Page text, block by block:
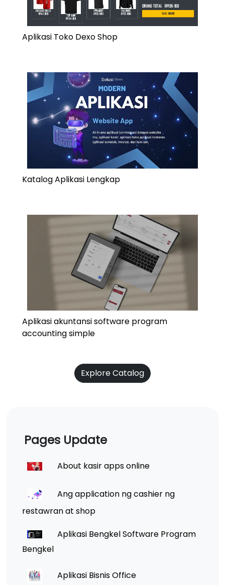
Aplikasi Toko Dexo Shop
Katalog Aplikasi Lengkap
Aplikasi akuntansi software program
accounting simple
Explore Catalog
Pages Update
About kasir apps online
Ang application ng cashier ng
restawran at shop
Aplikasi Bengkel Software Program
Bengkel
Aplikasi Bisnis Office